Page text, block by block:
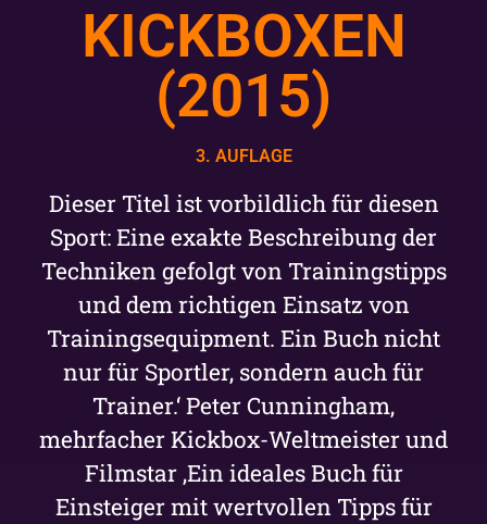
KICKBOXEN
(2015)
3. AUFLAGE
Dieser Titel ist vorbildlich für diesen
Sport: Eine exakte Beschreibung der
Techniken gefolgt von Trainingstipps
und dem richtigen Einsatz von
Trainingsequipment. Ein Buch nicht
nur für Sportler, sondern auch für
Trainer.‘ Peter Cunningham,
mehrfacher Kickbox-Weltmeister und
Filmstar ‚Ein ideales Buch für
Einsteiger mit wertvollen Tipps für